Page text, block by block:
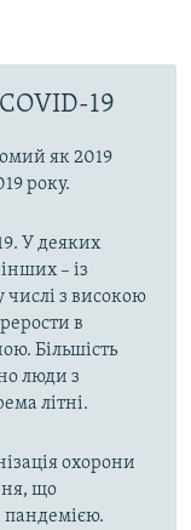
19
як 2019
року.
У деяких
– із
числі з високою
в
Більшість
люди з
літні.
охорони
що
пандемією.